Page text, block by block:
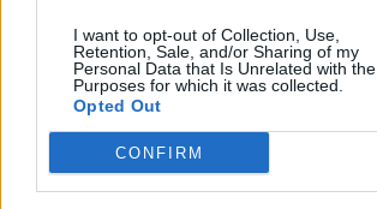
I want to opt-out of Collection, Use,
Retention, Sale, and/or Sharing of my
Personal Data that Is Unrelated with the
Purposes for which it was collected.
Opted Out
CONFIRM